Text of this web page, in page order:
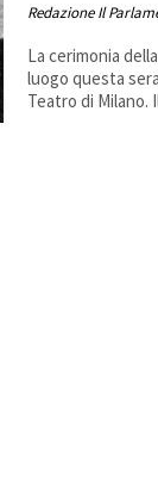
Redazione Il
La cerimonia
luogo questa
Teatro di Milano.